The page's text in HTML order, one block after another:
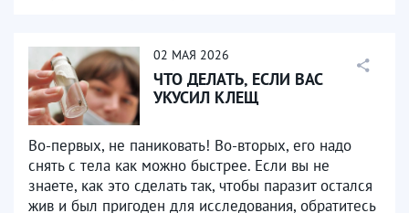
02 МАЯ 2026
ЧТО ДЕЛАТЬ, ЕСЛИ ВАС
УКУСИЛ КЛЕЩ
Во-первых, не паниковать! Во-вторых, его надо
снять с тела как можно быстрее. Если вы не
знаете, как это сделать так, чтобы паразит остался
жив и был пригоден для исследования, обратитесь